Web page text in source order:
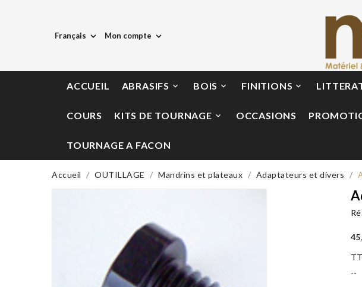
Français  Mon compte 
ACCUEIL ABRASIFS  BOIS  FINITIONS 
COURS KITS DE TOURNAGE  OCCASIONS
TOURNAGE A FACON
Accueil OUTILLAGE Mandrins et plateaux Adaptateurs et divers
--